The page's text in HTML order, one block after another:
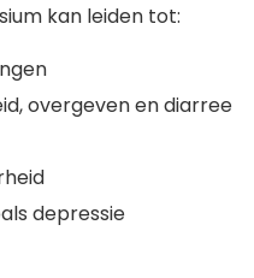
kan leiden tot:
overgeven en diarree
depressie